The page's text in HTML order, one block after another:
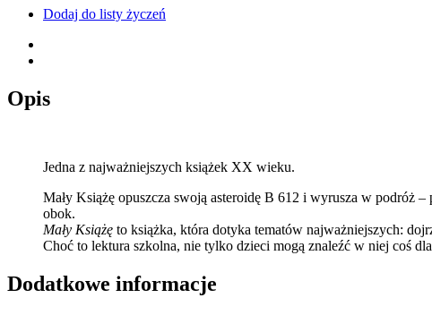
Dodaj do listy życzeń
Opis
Jedna z najważniejszych książek XX wieku.
Mały Książę opuszcza swoją asteroidę B 612 i wyrusza w podróż
obok.
Mały Książę to książka, która dotyka tematów najważniejszych:
Choć to lektura szkolna, nie tylko dzieci mogą znaleźć w niej coś
Dodatkowe informacje